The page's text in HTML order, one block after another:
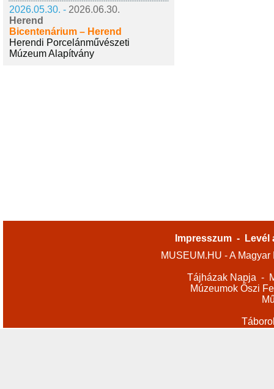
2026.05.30. - 2026.06.30.
Herend
Bicentenárium – Herend
Herendi Porcelánművészeti
Múzeum Alapítvány
Impresszum -
Levél
MUSEUM.HU - A
Tájházak Napja -
Múzeumok Őszi